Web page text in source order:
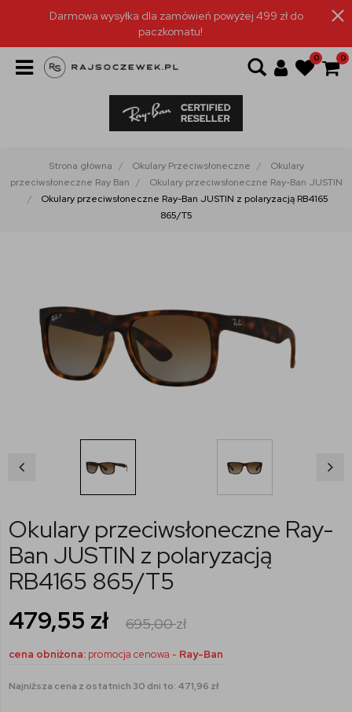
Darmowa wysyłka dla zamówień powyżej 499 zł do
paczkomatu!
0 0
Strona główna Okulary Przeciwsłoneczne
Okulary
przeciwsłoneczne Ray Ban
Okulary przeciwsłoneczne Ray-Ban JUSTIN
Okulary przeciwsłoneczne Ray-Ban JUSTIN z polaryzacją RB4165
865/T5
Okulary przeciwsłoneczne Ray-
Ban JUSTIN z polaryzacją
RB4165 865/T5
479,55 zł 695,00zł
cena obniżona: promocja cenowa - Ray-Ban
Najniższa cena z ostatnich 30 dni to: 471,96 zł